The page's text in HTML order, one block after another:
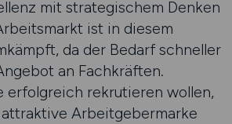
mit strategischem Denken
ist in diesem
da der Bedarf schneller
an Fachkräften.
erfolgreich rekrutieren wollen,
attraktive Arbeitgebermarke